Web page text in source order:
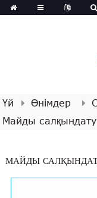
Үй Өнімдер
Майды
МАЙДЫ